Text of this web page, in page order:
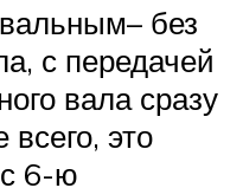
без
с передачей
вала сразу
это
6-ю